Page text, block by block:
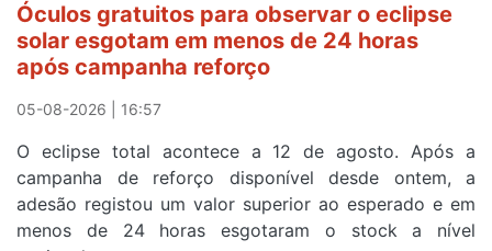
a
meta
em
Sintra
primeira
etapa
da
87ª
Óculos gratuitos para observar o eclipse
solar esgotam em menos de 24 horas
após campanha reforço
05-08-2026 | 16:57
O eclipse total acontece a 12 de agosto. Após a
campanha de reforço disponível desde ontem, a
adesão registou um valor superior ao esperado e em
menos de 24 horas esgotaram o stock a nível